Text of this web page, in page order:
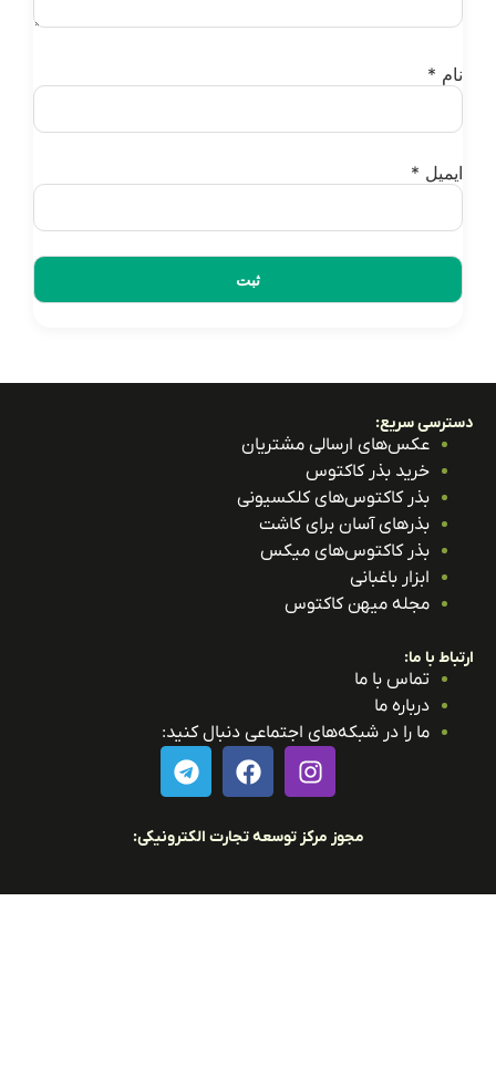
*
سریع:
عکس‌های ارسالی مشتریان
خرید بذر کاکتوس
بذر کاکتوس‌های کلکسیونی
بذرهای آسان برای کاشت
بذر کاکتوس‌های میکس
ابزار باغبانی
مجله میهن کاکتوس
با ما:
تماس با ما
درباره ما
ما را در شبکه‌های اجتماعی دنبال کنید:
مجوز مرکز توسعه تجارت الکترونیکی: